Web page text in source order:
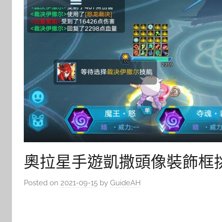
奧拉星手遊凱撒頭像裝飾框
Posted on 2021-09-15 by GuideAH